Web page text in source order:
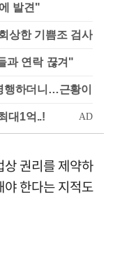
발견"
상한 기쁨조 검사
과 연락 끊겨"
행하더니…근황이
권리를 제약하
한다는 지적도